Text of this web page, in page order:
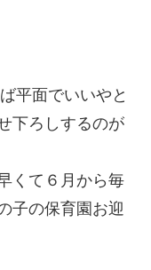
平面でいいやと
下ろしするのが
くて６月から毎
子の保育園お迎